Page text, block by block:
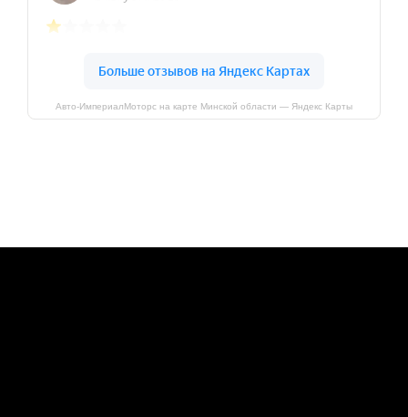
Авто-ИмпериалМоторс на карте Минской области — Яндекс Карты